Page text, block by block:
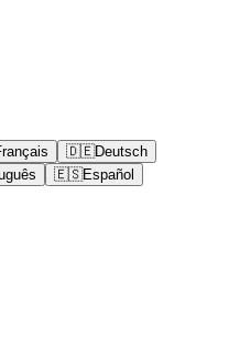
🇩🇪Deutsch
🇪🇸Español